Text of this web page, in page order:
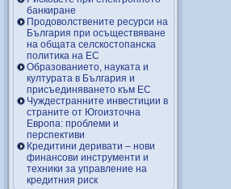
банкиране
Продоволствените ресурси на
България при осъществяване
на общата селскостопанска
политика на ЕС
Образованието, науката и
културата в България и
присъединяването към ЕС
Чуждестранните инвестиции в
страните от Югоизточна
Европа: проблеми и
перспективи
Кредитини деривати – нови
финансови инструменти и
техники за управление на
кредитния риск